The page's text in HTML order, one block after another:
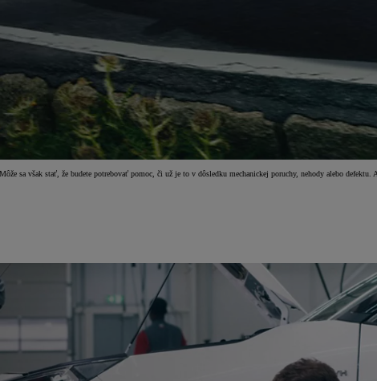
sa však stať, že budete potrebovať pomoc, či už je to v dôsledku mechanickej poruchy, nehody alebo